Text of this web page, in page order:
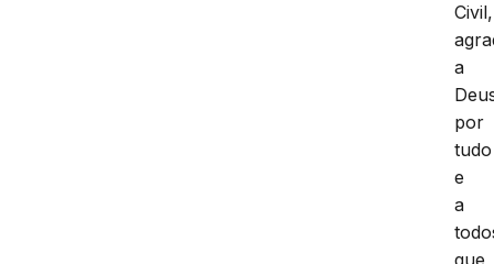
Civil,
a
por
tudo
e
a